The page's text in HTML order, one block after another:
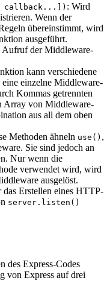
callback...]) : Wird
Wenn der
übereinstimmt, wird
ausgeführt.
Aufruf der Middleware-
kann verschiedene
einzelne Middleware-
Kommas getrennten
Array von Middleware-
aus all dem oben
Methoden ähneln use() ,
Sie sind jedoch an
Nur wenn die
verwendet wird, wird
ausgelöst.
Erstellen eines HTTP-
server.listen()
des Express-Codes
von Express auf drei